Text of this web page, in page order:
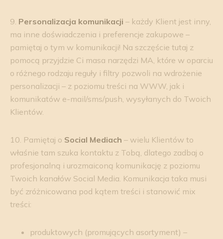
9. Personalizacja komunikacji – każdy Klient jest inny,
ma inne doświadczenia i preferencje zakupowe –
pamiętaj o tym w komunikacji! Na szczęście tutaj z
pomocą przyjdzie Ci masa narzędzi MA, które w oparciu
o różnego rodzaju reguły i filtry pozwoli na wdrożenie
personalizacji – z poziomu treści na WWW, jak i
komunikatów e-mail/sms/push, wysyłanych do Twoich
Klientów.
10. Pamiętaj o Social Mediach – wielu Klientów to
właśnie tam szuka kontaktu z Tobą, dlatego zadbaj o
profesjonalną i urozmaiconą komunikację z poziomu
Twoich kanałów Social Media. Komunikacja taka musi
być zróżnicowana pod kątem treści i stanowić mix
treści:
produktowych (promujących asortyment) –